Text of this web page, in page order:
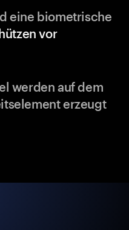
eine biometrische
vor
werden auf dem
erzeugt